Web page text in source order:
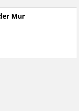
Mur